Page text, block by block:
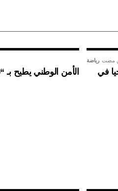
الأمن الوطني يطيح بـ
رياضة مضت
في